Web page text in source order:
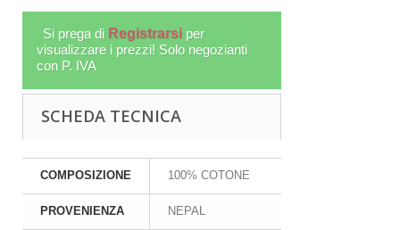
Si prega di Registrarsi per
visualizzare i prezzi! Solo negozianti
con P. IVA
SCHEDA TECNICA
COMPOSIZIONE 100% COTONE
PROVENIENZA NEPAL